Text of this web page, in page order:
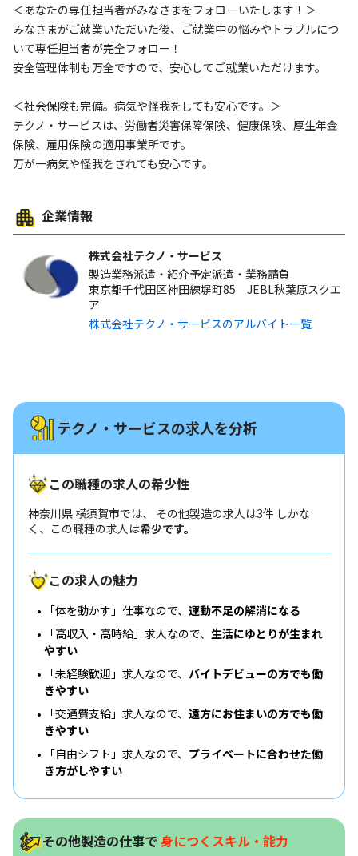
＜あなたの専任担当者がみなさまをフォローいたします！＞
みなさまがご就業いただいた後、ご就業中の悩みやトラブルにつ
いて専任担当者が完全フォロー！
安全管理体制も万全ですので、安心してご就業いただけます。
＜社会保険も完備。病気や怪我をしても安心です。＞
テクノ・サービスは、労働者災害保障保険、健康保険、厚生年金
保険、雇用保険の適用事業所です。
万が一病気や怪我をされても安心です。
企業情報
株式会社テクノ・サービス
製造業務派遣・紹介予定派遣・業務請負
東京都千代田区神田練塀町85 JEBL秋葉原スクエ
ア
株式会社テクノ・サービスのアルバイト一覧
テクノ・サービスの求人を分析
この職種の求人の希少性
神奈川県 横須賀市では、 その他製造の求人は3件 しかな
く、この職種の求人は希少です。
この求人の魅力
「体を動かす」仕事なので、 運動不足の解消になる
「高収入・高時給」求人なので、 生活にゆとりが生まれ
やすい
「未経験歓迎」求人なので、 バイトデビューの方でも働
きやすい
「交通費支給」求人なので、 遠方にお住まいの方でも働
きやすい
「自由シフト」求人なので、 プライベートに合わせた働
き方がしやすい
その他製造の仕事で 身につくスキル・能力